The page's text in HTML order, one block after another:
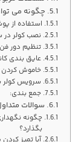
چگونه می
استفاده از
نصب کولر در
تنظیم دور فن
عایق بندی
خاموش کردن
سرویس کولر
جمع بندی:
سوالات
چگونه
بگذارد؟
آیا تمیز